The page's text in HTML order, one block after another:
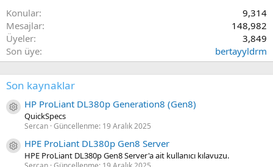
Konular
9,314
Mesajlar
148,982
Üyeler
3,849
Son üye
bertayyldrm
Son kaynaklar
Kaynak ikon/amblem
HP ProLiant DL380p Generation8 (Gen8)
QuickSpecs
Sercan Güncellenme: 19 Aralık 2025
Kaynak ikon/amblem
HPE ProLiant DL380p Gen8 Server
HPE ProLiant DL380p Gen8 Server'a ait kullanıcı kılavuzu.